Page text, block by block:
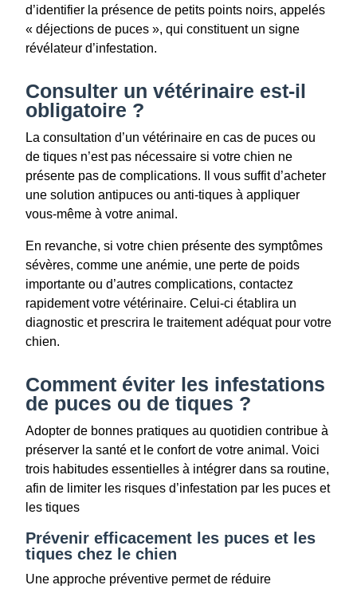
d’identifier la présence de petits points noirs, appelés
« déjections de puces », qui constituent un signe
révélateur d’infestation.
Consulter un vétérinaire est-il
obligatoire ?
La consultation d’un vétérinaire en cas de puces ou
de tiques n’est pas nécessaire si votre chien ne
présente pas de complications. Il vous suffit d’acheter
une solution antipuces ou anti-tiques à appliquer
vous-même à votre animal.
En revanche, si votre chien présente des symptômes
sévères, comme une anémie, une perte de poids
importante ou d’autres complications, contactez
rapidement votre vétérinaire. Celui-ci établira un
diagnostic et prescrira le traitement adéquat pour votre
chien.
Comment éviter les infestations
de puces ou de tiques ?
Adopter de bonnes pratiques au quotidien contribue à
préserver la santé et le confort de votre animal. Voici
trois habitudes essentielles à intégrer dans sa routine,
afin de limiter les risques d’infestation par les puces et
les tiques
Prévenir efficacement les puces et les
tiques chez le chien
Une approche préventive permet de réduire